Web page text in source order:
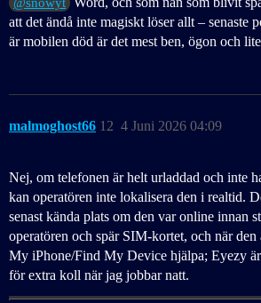
@snowyt
att det ändå inte magiskt löser allt – senaste
är mobilen död är det mest ben, ögon och
malmoghost66 4 Juni 2026 04:09
12
Nej, om telefonen är helt urladdad och inte
kan operatören inte lokalisera den i realtid.
senast kända plats om den var online innan
operatören och spär SIM-kortet, och när
My iPhone/Find My Device hjälpa; Eyezy
för extra koll när jag jobbar natt.